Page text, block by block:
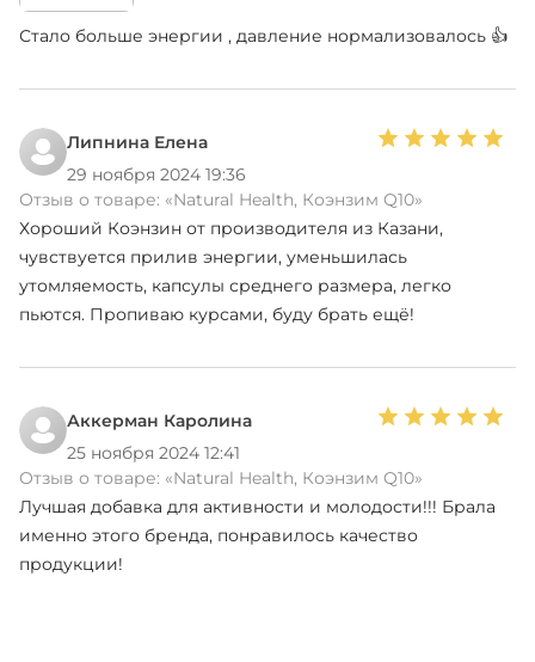
Стало больше энергии , давление нормализовалось 👍
Липнина Елена
29 ноября 2024 19:36
Отзыв о товаре: «Natural Health, Коэнзим Q10»
Хороший Коэнзин от производителя из Казани,
чувствуется прилив энергии, уменьшилась
утомляемость, капсулы среднего размера, легко
пьются. Пропиваю курсами, буду брать ещё!
Аккерман Каролина
25 ноября 2024 12:41
Отзыв о товаре: «Natural Health, Коэнзим Q10»
Лучшая добавка для активности и молодости!!! Брала
именно этого бренда, понравилось качество
продукции!